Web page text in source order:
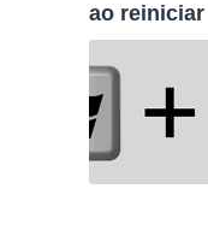
ao reiniciar